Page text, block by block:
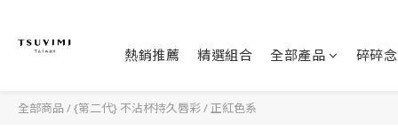
熱銷推薦 精選組合 全部產品 碎碎念
全部商品 /{第二代} 不沾杯持久唇彩/正紅色系